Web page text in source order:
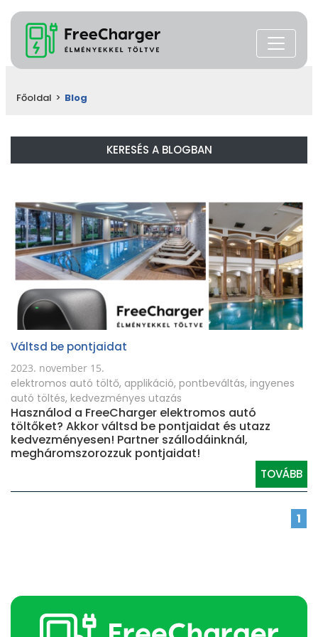
Főoldal > Blog
KERESÉS A BLOGBAN
Váltsd be pontjaidat
2023. november 15.
elektromos autó töltő, applikáció, pontbeváltás, ingyenes
autó töltés, kedvezményes utazás
Használod a FreeCharger elektromos autó
töltőket? Akkor váltsd be pontjaidat és utazz
kedvezményesen! Partner szállodáinknál,
megháromszorozzuk pontjaidat!
TOVÁBB
1